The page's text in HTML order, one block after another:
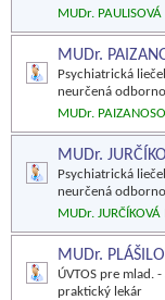
MUDr.
MUDr.
Psychiatrická
neurčená
MUDr.
MUDr.
Psychiatrická
neurčená
MUDr.
MUDr.
ÚVTOS pre mlad.
praktický lekár